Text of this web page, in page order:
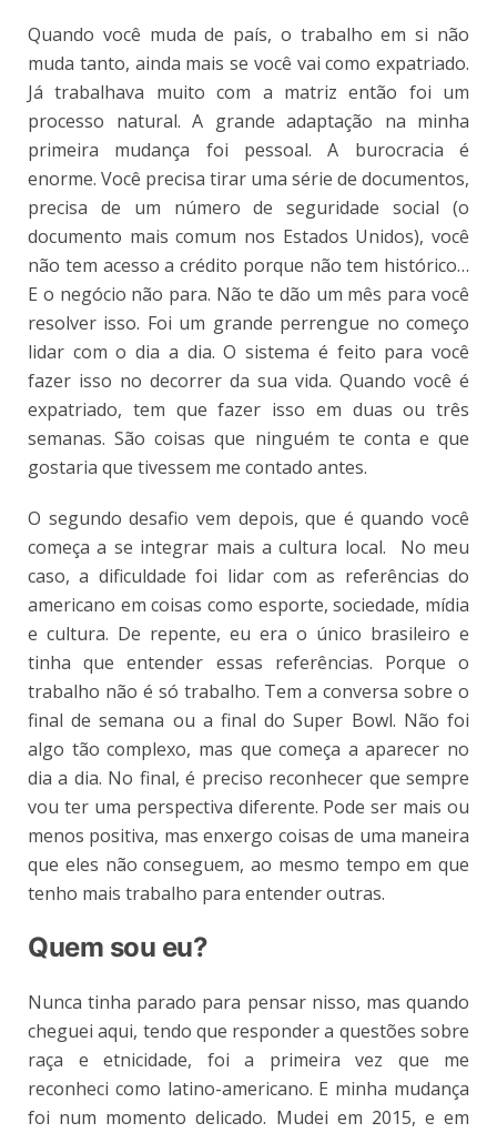
Quando você muda de país, o trabalho em si não
muda tanto, ainda mais se você vai como expatriado.
Já trabalhava muito com a matriz então foi um
processo natural. A grande adaptação na minha
primeira mudança foi pessoal. A burocracia é
enorme. Você precisa tirar uma série de documentos,
precisa de um número de seguridade social (o
documento mais comum nos Estados Unidos), você
não tem acesso a crédito porque não tem histórico…
E o negócio não para. Não te dão um mês para você
resolver isso. Foi um grande perrengue no começo
lidar com o dia a dia. O sistema é feito para você
fazer isso no decorrer da sua vida. Quando você é
expatriado, tem que fazer isso em duas ou três
semanas. São coisas que ninguém te conta e que
gostaria que tivessem me contado antes.
O segundo desafio vem depois, que é quando você
começa a se integrar mais a cultura local. No meu
caso, a dificuldade foi lidar com as referências do
americano em coisas como esporte, sociedade, mídia
e cultura. De repente, eu era o único brasileiro e
tinha que entender essas referências. Porque o
trabalho não é só trabalho. Tem a conversa sobre o
final de semana ou a final do Super Bowl. Não foi
algo tão complexo, mas que começa a aparecer no
dia a dia. No final, é preciso reconhecer que sempre
vou ter uma perspectiva diferente. Pode ser mais ou
menos positiva, mas enxergo coisas de uma maneira
que eles não conseguem, ao mesmo tempo em que
tenho mais trabalho para entender outras.
Quem sou eu?
Nunca tinha parado para pensar nisso, mas quando
cheguei aqui, tendo que responder a questões sobre
raça e etnicidade, foi a primeira vez que me
reconheci como latino-americano. E minha mudança
foi num momento delicado. Mudei em 2015, e em